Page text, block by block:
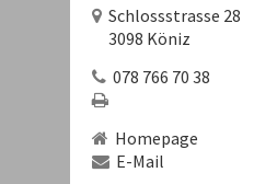
Schlossstrasse 28
3098 Köniz
078 766 70 38
Homepage
E-Mail